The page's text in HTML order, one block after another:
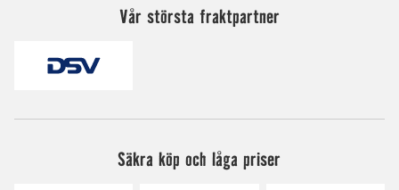
Vår största fraktpartner
Säkra köp och låga priser